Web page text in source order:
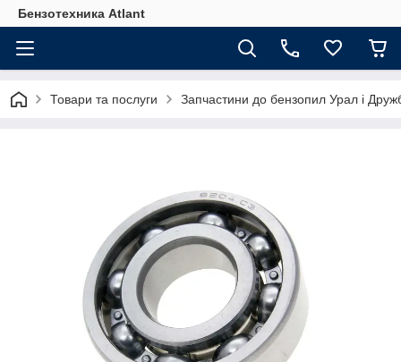
Бензотехника Atlant
Товари та послуги Запчастини до бензопил Урал і